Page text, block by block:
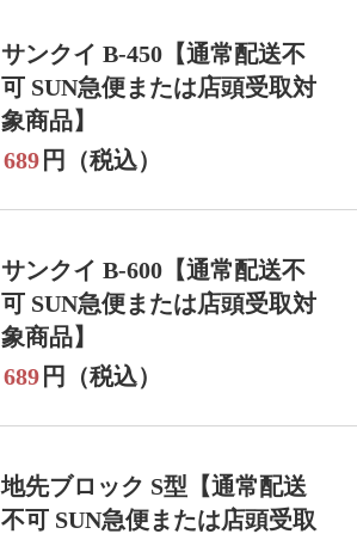
サンクイ B-450【通常配送不
可 SUN急便または店頭受取対
象商品】
689 円（税込）
サンクイ B-600【通常配送不
可 SUN急便または店頭受取対
象商品】
689 円（税込）
地先ブロック S型【通常配送
不可 SUN急便または店頭受取